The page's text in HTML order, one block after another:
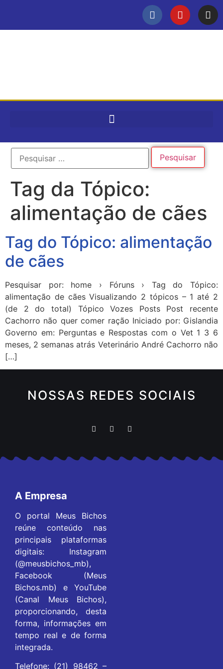
Tag da Tópico:
alimentação de cães
Tag do Tópico: alimentação
de cães
Pesquisar por: home › Fóruns › Tag do Tópico:
alimentação de cães Visualizando 2 tópicos – 1 até 2
(de 2 do total) Tópico Vozes Posts Post recente
Cachorro não quer comer ração Iniciado por: Gislandia
Governo em: Perguntas e Respostas com o Vet 1 3 6
meses, 2 semanas atrás Veterinário André Cachorro não
[…]
NOSSAS REDES SOCIAIS
A Empresa
O portal Meus Bichos
reúne conteúdo nas
principais plataformas
digitais: Instagram
(@meusbichos_mb),
Facebook (Meus
Bichos.mb) e YouTube
(Canal Meus Bichos),
proporcionando, desta
forma, informações em
tempo real e de forma
integrada.
Telefone: (21) 98462 –